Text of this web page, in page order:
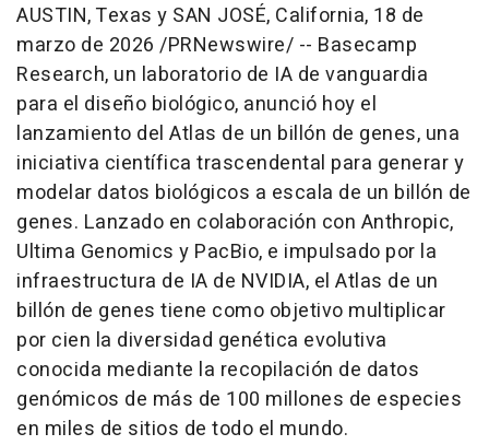
AUSTIN, Texas y SAN JOSÉ, California, 18 de
marzo de 2026 /PRNewswire/ -- Basecamp
Research, un laboratorio de IA de vanguardia
para el diseño biológico, anunció hoy el
lanzamiento del Atlas de un billón de genes, una
iniciativa científica trascendental para generar y
modelar datos biológicos a escala de un billón de
genes. Lanzado en colaboración con Anthropic,
Ultima Genomics y PacBio, e impulsado por la
infraestructura de IA de NVIDIA, el Atlas de un
billón de genes tiene como objetivo multiplicar
por cien la diversidad genética evolutiva
conocida mediante la recopilación de datos
genómicos de más de 100 millones de especies
en miles de sitios de todo el mundo.